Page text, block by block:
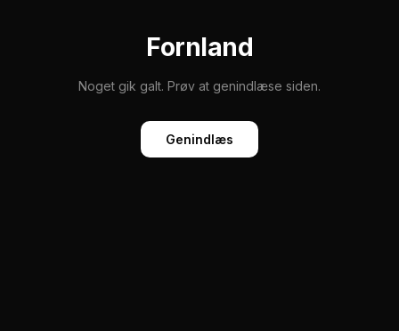
Fornland
Noget gik galt. Prøv at genindlæse siden.
Genindlæs